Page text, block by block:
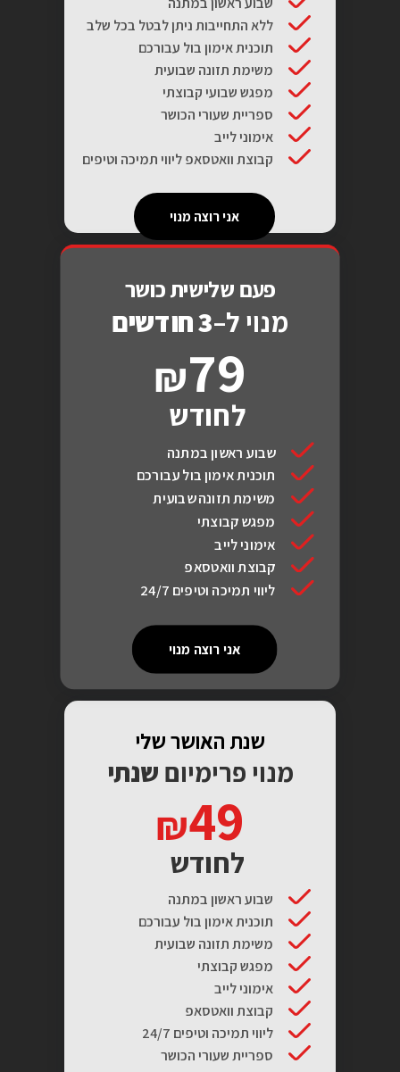
ללא התחייבות ניתן לבטל בכל שלב
תוכנית אימון בול עבורכם
משימת תזונה שבועית
מפגש שבועי קבוצתי
ספריית שעורי הכושר
אימוני לייב
קבוצת וואטסאפ ליווי תמיכה וטיפים
אני רוצה מנוי
פעם שלישית כושר
מנוי ל–3 חודשים
79
לחודש
שבוע ראשון במתנה
תוכנית אימון בול עבורכם
משימת תזונה שבועית
מפגש קבוצתי
אימוני לייב
קבוצת וואטסאפ
ליווי תמיכה וטיפים 24/7
אני רוצה מנוי
שנת האושר שלי
מנוי פרימיום שנתי
49
לחודש
שבוע ראשון במתנה
תוכנית אימון בול עבורכם
משימת תזונה שבועית
מפגש קבוצתי
אימוני לייב
קבוצת וואטסאפ
ליווי תמיכה וטיפים 24/7
ספריית שעורי הכושר